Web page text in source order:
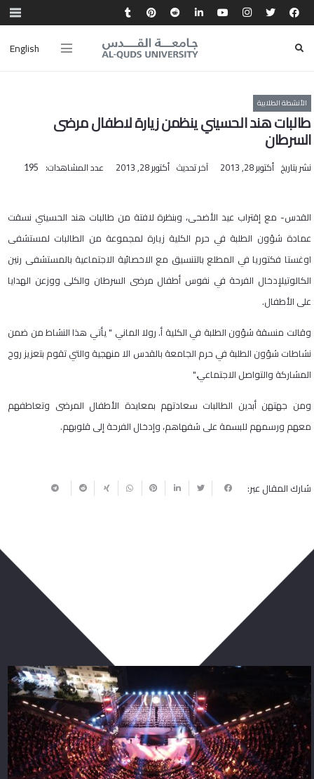
English
الأنشطة الطلابية
طالبات هند الحسيني ينظمن زيارة لاطفال مرضى
السرطان
نشر بتاريخ أكتوبر 28, 2013 آخر تحديث أكتوبر 28, 2013 عدد المشاهدات: 195
القدس- مع إقتراب عيد الأضحى، وبنظرة لافتة من طالبات هند الحسيني نسقت
عمادة شؤون الطلبة في حرم الكلية زيارة لمجموعة من الطالبات لمستشفى
اوغستا فكتوريا في المطلع بالتنسيق مع الاخصائية الاجتماعية بالمستشفى رنين
الكالوتيلإدخال الفرحة في نفوس أطفال مرضى السرطان والكلى ووزعن الهدايا
على الأطفال.
وقالت منسقة شؤون الطلبة في الكلية أ. رولا الماني " يأتي هذا النشاط من ضمن
نشاطات شؤون الطلبة في حرم الجامعة بالقدس الا منهجية والتي تقوم بتعزيز روح
المشاركة والتواصل الاجتماعي".
ومن جهتهن أبدين الطالبات سعادتهم بمعايدة الأطفال المرضى وتعاطفهم
معهم ورسمهم للبسمة على شفهاهم، وإدخال الفرحة إلى قلوبهم.
شارك المقال عبر: